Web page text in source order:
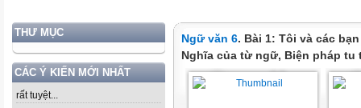
THƯ MỤC
CÁC Ý KIẾN MỚI NHẤT
rất tuyệt...
Ngữ văn 6. Bài 1: Tôi và các
Nghĩa của từ ngữ, Biện pháp tu